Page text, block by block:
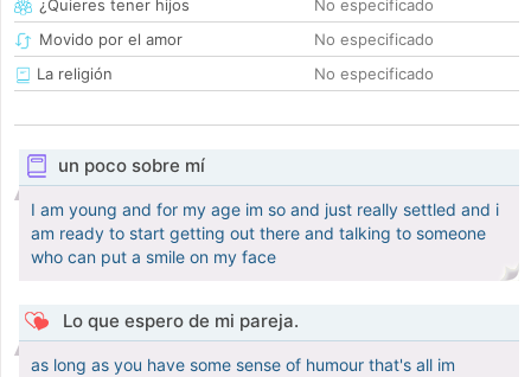
¿Quieres tener hijos
No especificado
Movido por el amor
No especificado
La religión
No especificado
un poco sobre mí
I am young and for my age im so and just really settled and i
am ready to start getting out there and talking to someone
who can put a smile on my face
Lo que espero de mi pareja.
as long as you have some sense of humour that's all im